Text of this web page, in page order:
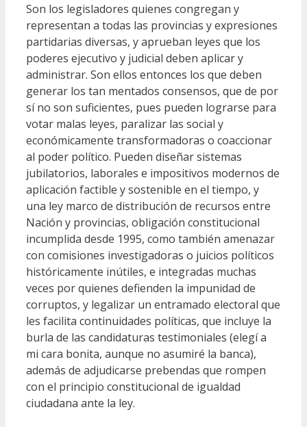
Son los legisladores quienes congregan y
representan a todas las provincias y expresiones
partidarias diversas, y aprueban leyes que los
poderes ejecutivo y judicial deben aplicar y
administrar. Son ellos entonces los que deben
generar los tan mentados consensos, que de por
sí no son suficientes, pues pueden lograrse para
votar malas leyes, paralizar las social y
económicamente transformadoras o coaccionar
al poder político. Pueden diseñar sistemas
jubilatorios, laborales e impositivos modernos de
aplicación factible y sostenible en el tiempo, y
una ley marco de distribución de recursos entre
Nación y provincias, obligación constitucional
incumplida desde 1995, como también amenazar
con comisiones investigadoras o juicios políticos
históricamente inútiles, e integradas muchas
veces por quienes defienden la impunidad de
corruptos, y legalizar un entramado electoral que
les facilita continuidades políticas, que incluye la
burla de las candidaturas testimoniales (elegí a
mi cara bonita, aunque no asumiré la banca),
además de adjudicarse prebendas que rompen
con el principio constitucional de igualdad
ciudadana ante la ley.